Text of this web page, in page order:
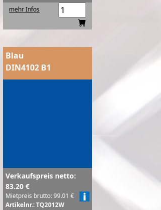
mehr Infos
Blau
DIN4102 B1
Verkaufspreis netto:
83.20 €
Mietpreis brutto: 99.01 €
Artikelnr.: TQ2012W